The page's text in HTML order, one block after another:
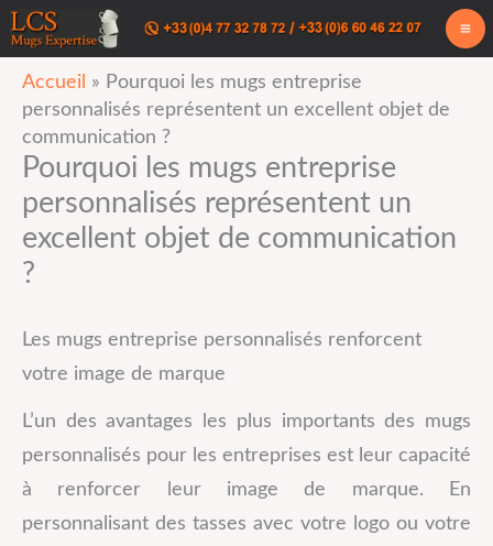
Aller
au
contenu
Accueil » Pourquoi les mugs entreprise
personnalisés représentent un excellent objet de
communication ?
Pourquoi les mugs entreprise
personnalisés représentent un
excellent objet de communication
?
Les mugs entreprise personnalisés renforcent
votre image de marque
L’un des avantages les plus importants des mugs
personnalisés pour les entreprises est leur capacité
à renforcer leur image de marque. En
personnalisant des tasses avec votre logo ou votre